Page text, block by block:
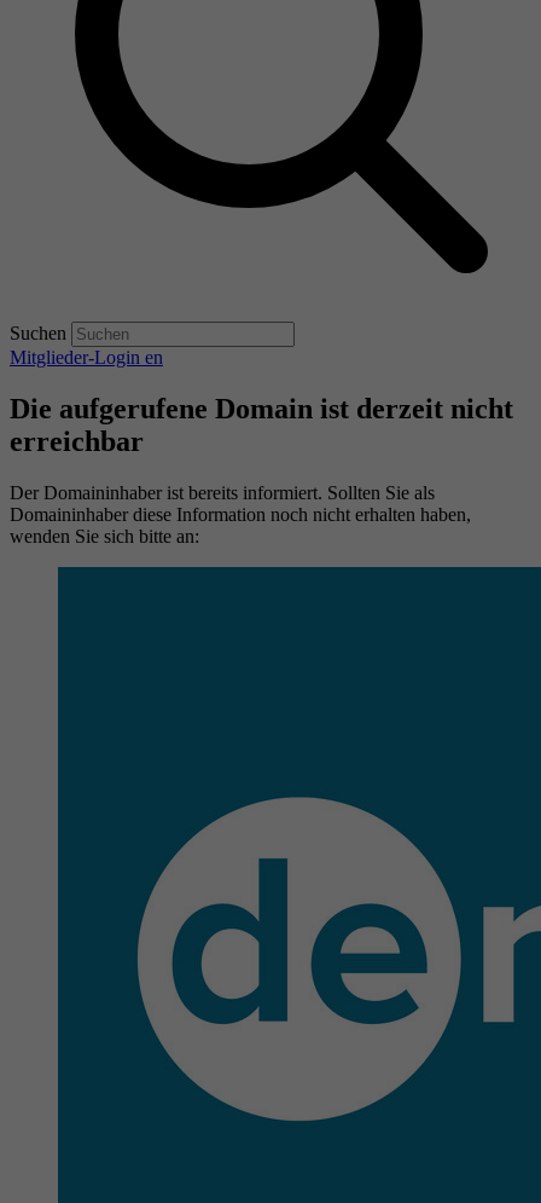
Suchen
Mitglieder-Login en
Die aufgerufene Domain ist derzeit nicht
erreichbar
Der Domaininhaber ist bereits informiert. Sollten Sie als
Domaininhaber diese Information noch nicht erhalten haben,
wenden Sie sich bitte an: